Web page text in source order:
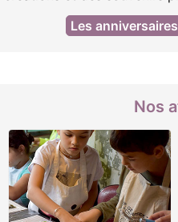
Les
Nos